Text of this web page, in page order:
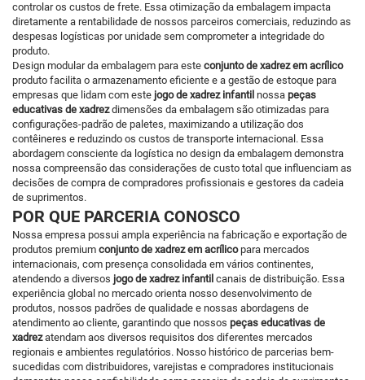
controlar os custos de frete. Essa otimização da embalagem impacta
diretamente a rentabilidade de nossos parceiros comerciais, reduzindo as
despesas logísticas por unidade sem comprometer a integridade do
produto.
Design modular da embalagem para este conjunto de xadrez em acrílico
produto facilita o armazenamento eficiente e a gestão de estoque para
empresas que lidam com este jogo de xadrez infantil nossa peças
educativas de xadrezdimensões da embalagem são otimizadas para
configurações-padrão de paletes, maximizando a utilização dos
contêineres e reduzindo os custos de transporte internacional. Essa
abordagem consciente da logística no design da embalagem demonstra
nossa compreensão das considerações de custo total que influenciam as
decisões de compra de compradores profissionais e gestores da cadeia
de suprimentos.
POR QUE PARCERIA CONOSCO
Nossa empresa possui ampla experiência na fabricação e exportação de
produtos premium conjunto de xadrez em acrílico para mercados
internacionais, com presença consolidada em vários continentes,
atendendo a diversos jogo de xadrez infantil canais de distribuição. Essa
experiência global no mercado orienta nosso desenvolvimento de
produtos, nossos padrões de qualidade e nossas abordagens de
atendimento ao cliente, garantindo que nossos peças educativas de
xadrezatendam aos diversos requisitos dos diferentes mercados
regionais e ambientes regulatórios. Nosso histórico de parcerias bem-
sucedidas com distribuidores, varejistas e compradores institucionais